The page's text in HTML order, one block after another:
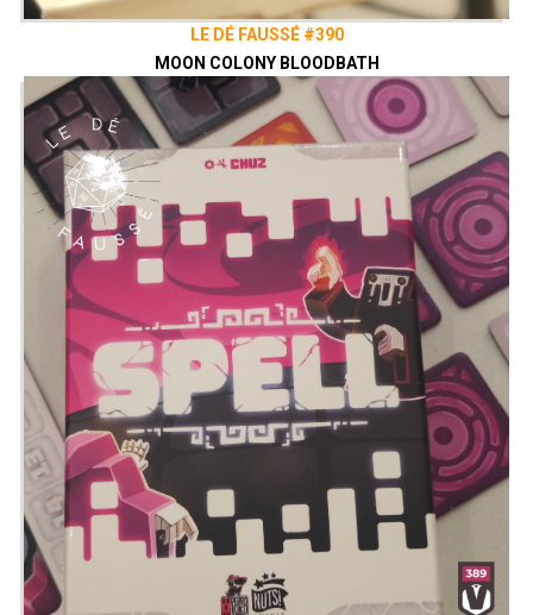
LE DÉ FAUSSÉ #390
MOON COLONY BLOODBATH